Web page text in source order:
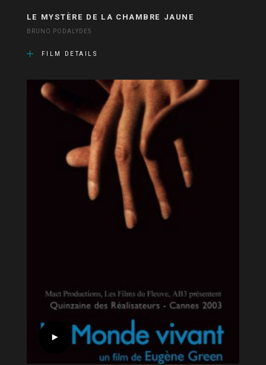
LE MYSTÈRE DE LA CHAMBRE JAUNE
BRUNO PODALYDES
FILM DETAILS